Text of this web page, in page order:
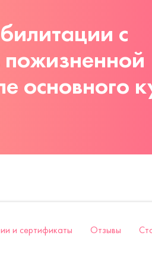
с
пожизненной
основного
и сертификаты Отзывы